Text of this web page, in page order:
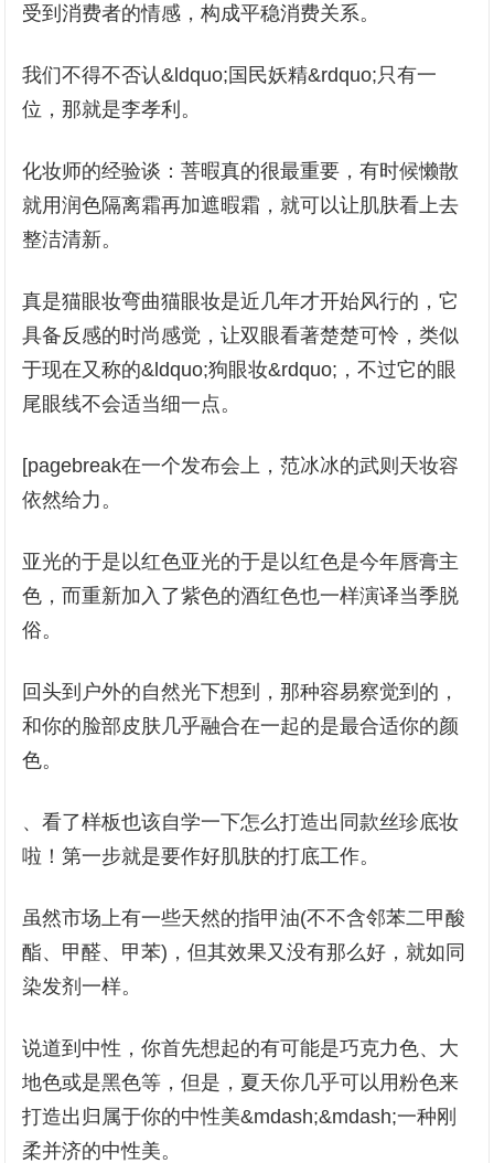
受到消费者的情感，构成平稳消费关系。
我们不得不否认&ldquo;国民妖精&rdquo;只有一
位，那就是李孝利。
化妆师的经验谈：菩暇真的很最重要，有时候懒散
就用润色隔离霜再加遮暇霜，就可以让肌肤看上去
整洁清新。
真是猫眼妆弯曲猫眼妆是近几年才开始风行的，它
具备反感的时尚感觉，让双眼看著楚楚可怜，类似
于现在又称的&ldquo;狗眼妆&rdquo;，不过它的眼
尾眼线不会适当细一点。
[pagebreak在一个发布会上，范冰冰的武则天妆容
依然给力。
亚光的于是以红色亚光的于是以红色是今年唇膏主
色，而重新加入了紫色的酒红色也一样演译当季脱
俗。
回头到户外的自然光下想到，那种容易察觉到的，
和你的脸部皮肤几乎融合在一起的是最合适你的颜
色。
、看了样板也该自学一下怎么打造出同款丝珍底妆
啦！第一步就是要作好肌肤的打底工作。
虽然市场上有一些天然的指甲油(不不含邻苯二甲酸
酯、甲醛、甲苯)，但其效果又没有那么好，就如同
染发剂一样。
说道到中性，你首先想起的有可能是巧克力色、大
地色或是黑色等，但是，夏天你几乎可以用粉色来
打造出归属于你的中性美&mdash;&mdash;一种刚
柔并济的中性美。